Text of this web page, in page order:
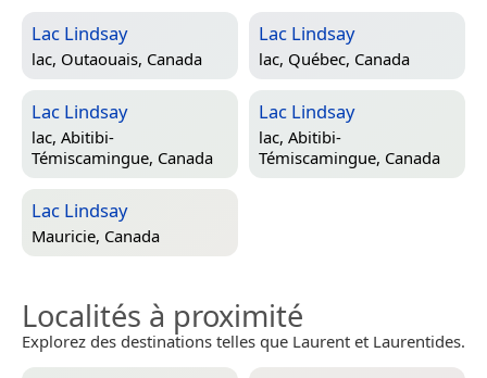
Lac Lindsay
lac, Outaouais, Canada
Lac Lindsay
lac, Québec, Canada
Lac Lindsay
lac, Abitibi-
Témiscamingue, Canada
Lac Lindsay
lac, Abitibi-
Témiscamingue, Canada
Lac Lindsay
Mauricie, Canada
Localités à proximité
Explorez des destinations telles que Laurent et Laurentides.